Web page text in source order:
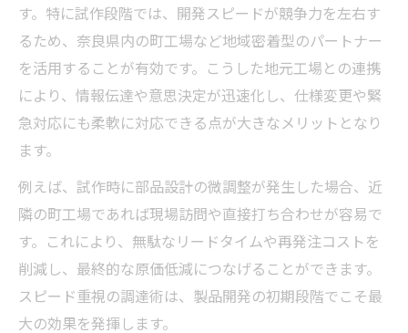
す。特に試作段階では、開発スピードが競争力を左右す
るため、奈良県内の町工場など地域密着型のパートナー
を活用することが有効です。こうした地元工場との連携
により、情報伝達や意思決定が迅速化し、仕様変更や緊
急対応にも柔軟に対応できる点が大きなメリットとなり
ます。
例えば、試作時に部品設計の微調整が発生した場合、近
隣の町工場であれば現場訪問や直接打ち合わせが容易で
す。これにより、無駄なリードタイムや再発注コストを
削減し、最終的な原価低減につなげることができます。
スピード重視の調達術は、製品開発の初期段階でこそ最
大の効果を発揮します。